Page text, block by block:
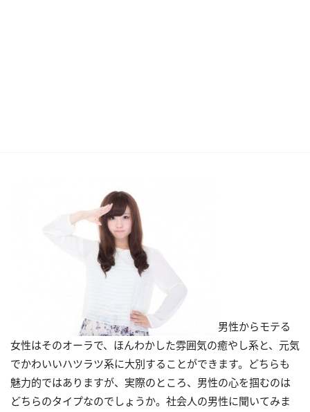
男性からモテる
女性はそのオーラで、ほんわかした雰囲気の癒やし系と、元気
でかわいいハツラツ系に大別することができます。どちらも
魅力的ではありますが、実際のところ、男性の心を掴むのは
どちらのタイプなのでしょうか。社会人の男性に聞いてみま